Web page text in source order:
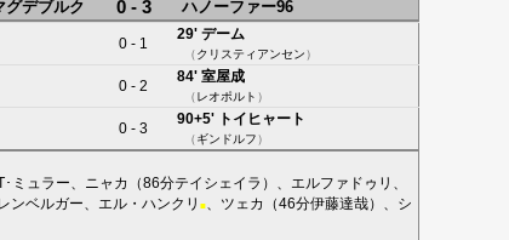
グデブルク 0 - 3 ハノーファー96
0 - 1
29' デーム
（クリスティアンセン）
0 - 2
84' 室屋成
（レオポルト ）
0 - 3
90+5' トイヒャート
（ギンドルフ）
･ミュラー ニャカ （86分テイシェイラ ）、 エルファドゥリ
ンベルガー エル・ハンクリ ■ ツェカ （46分伊藤達哉）、 シ